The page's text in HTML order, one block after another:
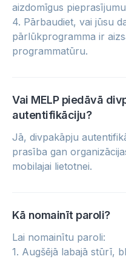
aizdomīgus
4. Pārbaudiet, vai jūsu
pārlūkprogramma ir
programmatūru.
Vai MELP piedāvā
autentifikāciju?
Jā, divpakāpju
prasība gan
mobilajai lietotnei.
Kā nomainīt paroli?
Lai nomainītu paroli:
1. Augšējā labajā stūrī,